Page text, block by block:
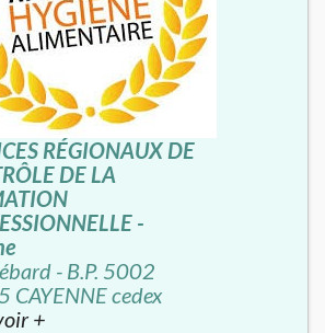
RÉGIONAUX DE
DE LA
-
- B.P. 5002
CAYENNE cedex
+